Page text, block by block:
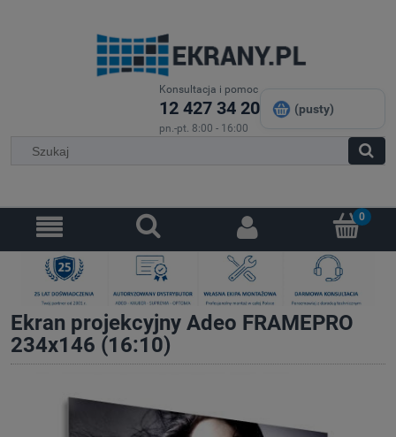
Konsultacja i pomoc
12 427 34 20
pn.-pt. 8:00 - 16:00
(pusty)
Ekran projekcyjny Adeo FRAMEPRO
234x146 (16:10)